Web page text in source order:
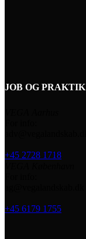
JOB OG PRAKTIK
+45 2728 1718
+45 6179 1755